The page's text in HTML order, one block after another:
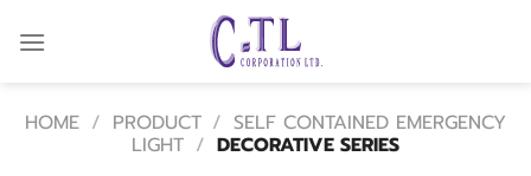
HOME / PRODUCT / SELF CONTAINED EMERGENCY
LIGHT / DECORATIVE SERIES